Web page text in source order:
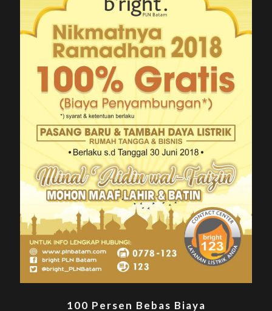
100 Persen Bebas Biaya